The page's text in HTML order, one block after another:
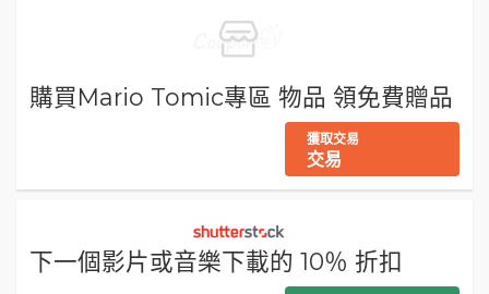
購買Mario Tomic專區 物品 領免費贈品
獲取交易
交易
下一個影片或音樂下載的 10％ 折扣